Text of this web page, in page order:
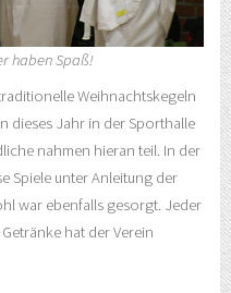
haben Spaß!
Weihnachtskegeln
dieses Jahr in der Sporthalle
nahmen hieran teil. In der
Spiele unter Anleitung der
war ebenfalls gesorgt. Jeder
hat der Verein